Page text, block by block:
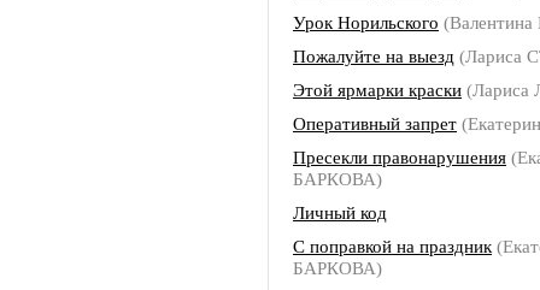
Урок Норильского
Пожалуйте на выезд (Лариса
Этой ярмарки краски
Оперативный запрет
Пресекли правонарушения
БАРКОВА)
Личный код
С поправкой на праздник
БАРКОВА)